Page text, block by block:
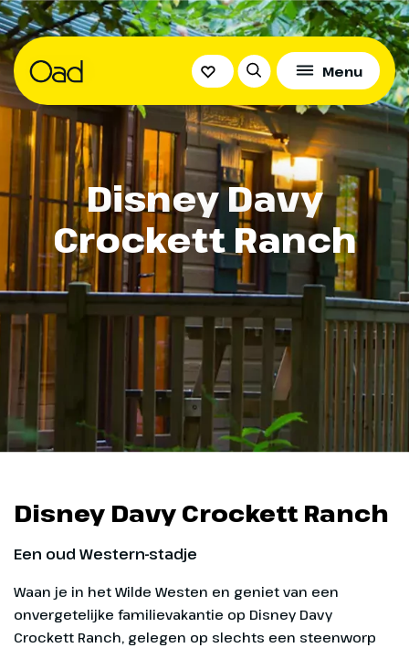
Menu
Disney Davy
Crockett Ranch
Disney Davy Crockett Ranch
Een oud Western-stadje
Waan je in het Wilde Westen en geniet van een
onvergetelijke familievakantie op Disney Davy
Crockett Ranch, gelegen op slechts een steenworp